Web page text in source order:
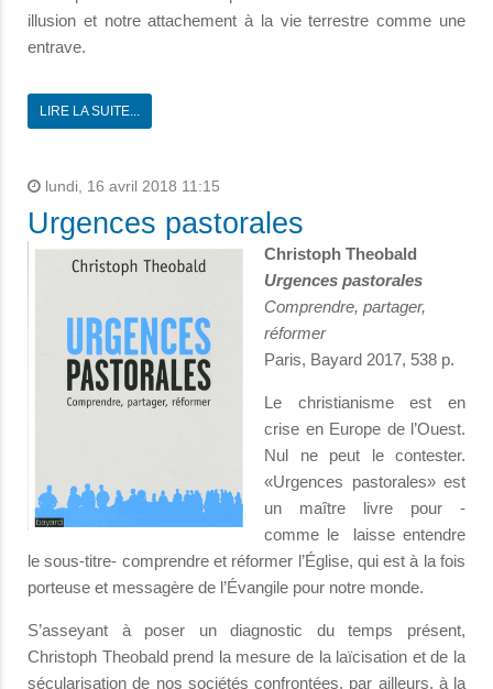
illusion et notre attachement à la vie terrestre comme une
entrave.
LIRE LA SUITE...
lundi, 16 avril 2018 11:15
Urgences pastorales
Christoph Theobald
Urgences pastorales
Comprendre, partager,
réformer
Paris, Bayard 2017, 538 p.
Le christianisme est en
crise en Europe de l’Ouest.
Nul ne peut le contester.
«Urgences pastorales» est
un maître livre pour -
comme le laisse entendre
le sous-titre- comprendre et réformer l’Église, qui est à la fois
porteuse et messagère de l’Évangile pour notre monde.
S’asseyant à poser un diagnostic du temps présent,
Christoph Theobald prend la mesure de la laïcisation et de la
sécularisation de nos sociétés confrontées, par ailleurs, à la